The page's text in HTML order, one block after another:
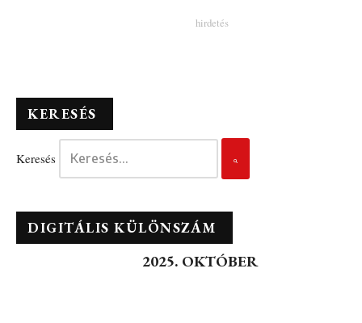
KERESÉS
Keresés
DIGITÁLIS KÜLÖNSZÁM
2025. OKTÓBER